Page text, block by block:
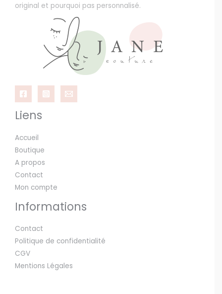
original et pourquoi pas personnalisé.
Liens
Accueil
Boutique
A propos
Contact
Mon compte
Informations
Contact
Politique de confidentialité
CGV
Mentions Légales